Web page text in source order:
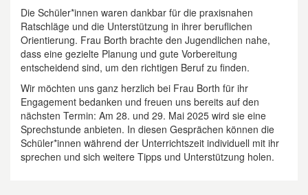
Die Schüler*innen waren dankbar für die praxisnahen
Ratschläge und die Unterstützung in ihrer beruflichen
Orientierung. Frau Borth brachte den Jugendlichen nahe,
dass eine gezielte Planung und gute Vorbereitung
entscheidend sind, um den richtigen Beruf zu finden.
Wir möchten uns ganz herzlich bei Frau Borth für ihr
Engagement bedanken und freuen uns bereits auf den
nächsten Termin: Am 28. und 29. Mai 2025 wird sie eine
Sprechstunde anbieten. In diesen Gesprächen können die
Schüler*innen während der Unterrichtszeit individuell mit ihr
sprechen und sich weitere Tipps und Unterstützung holen.